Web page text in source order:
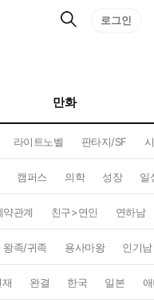
검
로그인
만화
라이트노벨 판타지/SF
캠퍼스 의학 성장 일
약관계 친구>연인 연하남
왕족/귀족 용사마왕 인기남
재 완결 한국 일본